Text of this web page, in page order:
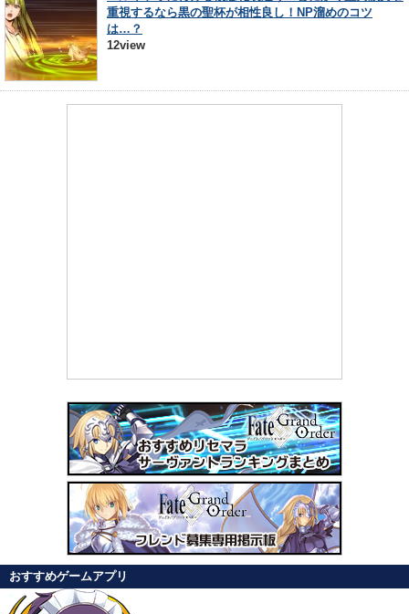
重視するなら黒の聖杯が相性良し！NP溜めのコツ
は…？
12view
おすすめゲームアプリ